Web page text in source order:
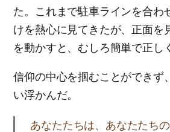
た。これまで駐車ラインを合わ
けを熱心に見てきたが、正面を
を動かすと、むしろ簡単で正し
信仰の中心を掴むことができず
い浮かんだ。
あなたたちは、あなたたち